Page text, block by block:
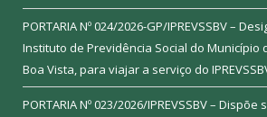
PORTARIA Nº 024/2026-GP/IPREVSSBV –
Instituto de Previdência Social do Município
Boa Vista, para viajar a serviço do
PORTARIA Nº 023/2026/IPREVSSBV – Dispõe